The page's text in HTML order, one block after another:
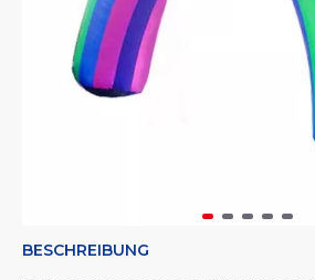
BESCHREIBUNG